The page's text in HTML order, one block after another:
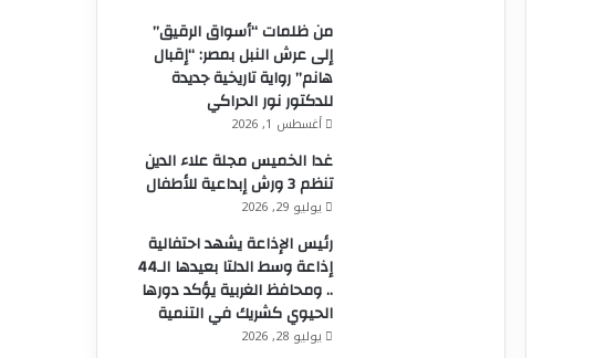
من ظلمات “أسواق الرقيق”
إلى عرش النبل بمصر: “إقبال
هانم” رواية تاريخية جديدة
للدكتور نور الحراكي
أغسطس 1, 2026
غدا الخميس مجلة علاء الدين
تنظم 3 ورش إبداعية للأطفال
يوليو 29, 2026
رئيس الإذاعة يشهد احتفالية
إذاعة وسط الدلتا بعيدها الـ44
.. ومحافظ الغربية يؤكد دورها
الحيوي كشريك في التنمية
يوليو 28, 2026